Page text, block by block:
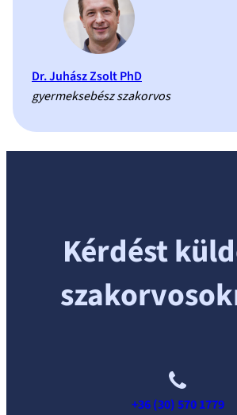
Dr. Juhász Zsolt PhD
gyermeksebész szakorvos
Kérdést
+36 (30) 570 1779